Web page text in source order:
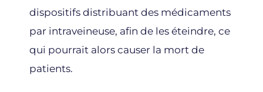
dispositifs distribuant des médicaments
par intraveineuse, afin de les éteindre, ce
qui pourrait alors causer la mort de
patients.